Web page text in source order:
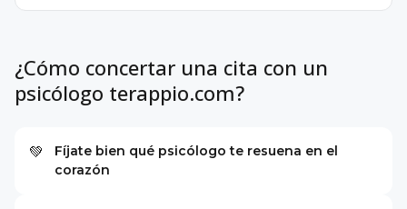
¿Cómo concertar una cita con un
psicólogo terappio.com?
💚
Fíjate bien qué psicólogo te resuena en el
corazón